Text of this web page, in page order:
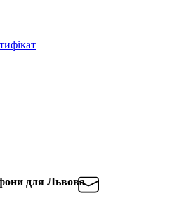
для Львова